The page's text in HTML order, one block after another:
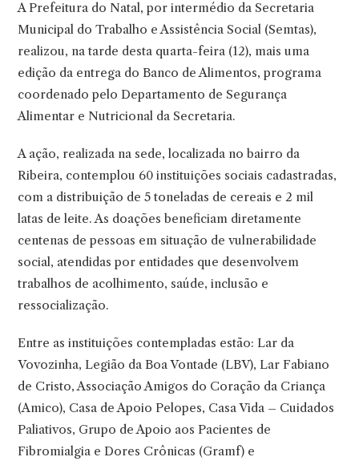
A Prefeitura do Natal, por intermédio da Secretaria
Municipal do Trabalho e Assistência Social (Semtas),
realizou, na tarde desta quarta-feira (12), mais uma
edição da entrega do Banco de Alimentos, programa
coordenado pelo Departamento de Segurança
Alimentar e Nutricional da Secretaria.
A ação, realizada na sede, localizada no bairro da
Ribeira, contemplou 60 instituições sociais cadastradas,
com a distribuição de 5 toneladas de cereais e 2 mil
latas de leite. As doações beneficiam diretamente
centenas de pessoas em situação de vulnerabilidade
social, atendidas por entidades que desenvolvem
trabalhos de acolhimento, saúde, inclusão e
ressocialização.
Entre as instituições contempladas estão: Lar da
Vovozinha, Legião da Boa Vontade (LBV), Lar Fabiano
de Cristo, Associação Amigos do Coração da Criança
(Amico), Casa de Apoio Pelopes, Casa Vida – Cuidados
Paliativos, Grupo de Apoio aos Pacientes de
Fibromialgia e Dores Crônicas (Gramf) e